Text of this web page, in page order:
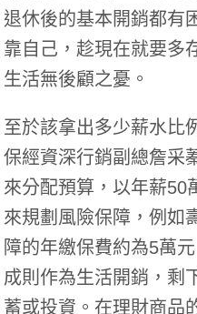
退休後的基本開銷都有
靠自己，趁現在就要多
生活無後顧之憂。
至於該拿出多少薪水比
保經資深行銷副總詹采
來分配預算，以年薪50
來規劃風險保障，例如
障的年繳保費約為5萬
成則作為生活開銷，剩
蓄或投資。在理財商品